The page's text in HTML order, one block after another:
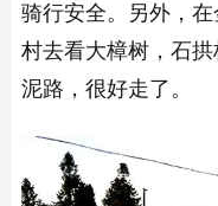
骑行安全。另外，
村去看大樟树，石
泥路，很好走了。